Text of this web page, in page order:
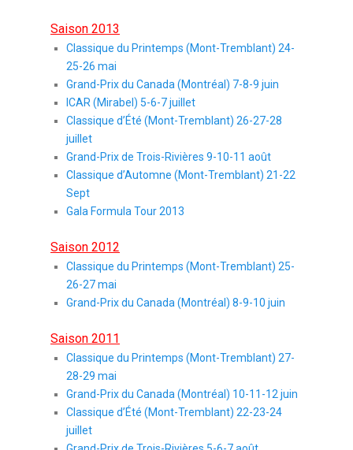
Saison 2013
Classique du Printemps (Mont-Tremblant) 24-
25-26 mai
Grand-Prix du Canada (Montréal) 7-8-9 juin
ICAR (Mirabel) 5-6-7 juillet
Classique d’Été (Mont-Tremblant) 26-27-28
juillet
Grand-Prix de Trois-Rivières 9-10-11 août
Classique d’Automne (Mont-Tremblant) 21-22
Sept
Gala Formula Tour 2013
Saison 2012
Classique du Printemps (Mont-Tremblant) 25-
26-27 mai
Grand-Prix du Canada (Montréal) 8-9-10 juin
Saison 2011
Classique du Printemps (Mont-Tremblant) 27-
28-29 mai
Grand-Prix du Canada (Montréal) 10-11-12 juin
Classique d’Été (Mont-Tremblant) 22-23-24
juillet